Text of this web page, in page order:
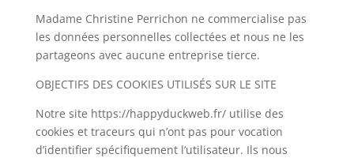
Madame Christine Perrichon ne commercialise pas
les données personnelles collectées et nous ne les
partageons avec aucune entreprise tierce.
OBJECTIFS DES COOKIES UTILISÉS SUR LE SITE
Notre site https://happyduckweb.fr/ utilise des
cookies et traceurs qui n’ont pas pour vocation
d’identifier spécifiquement l’utilisateur. Ils nous